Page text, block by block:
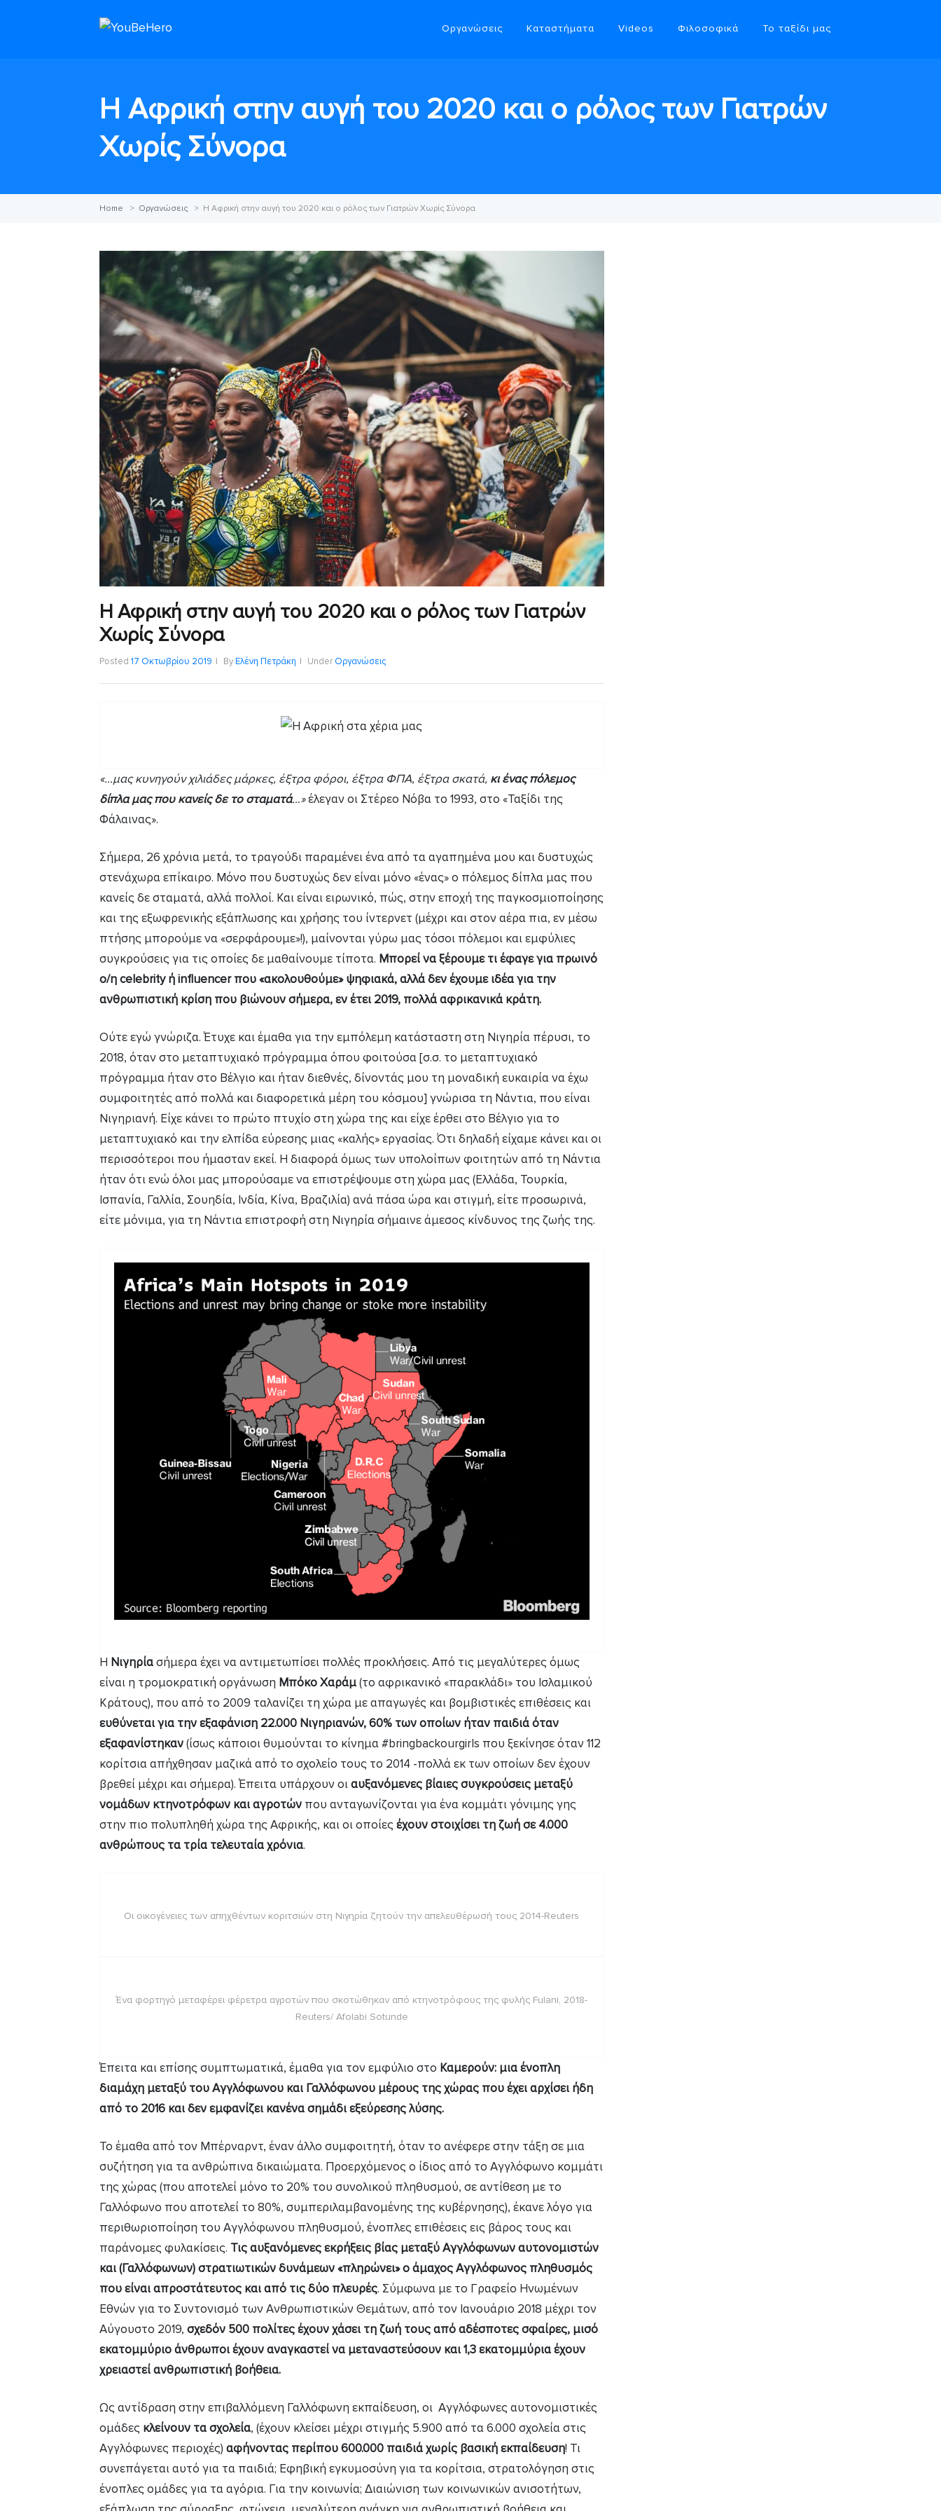
Οργανώσεις Καταστήματα Videos Φιλοσοφικά Το ταξίδι μας
Η Αφρική στην αυγή του 2020 και ο ρόλος των Γιατρών
Χωρίς Σύνορα
Home > Οργανώσεις > Η Αφρική στην αυγή του 2020 και ο ρόλος των Γιατρών Χωρίς Σύνορα
Η Αφρική στην αυγή του 2020 και ο ρόλος των Γιατρών
Χωρίς Σύνορα
Posted 17 Οκτωβρίου 2019 ByΕλένη Πετράκη Under Οργανώσεις
«…μας κυνηγούν χιλιάδες μάρκες, έξτρα φόροι, έξτρα ΦΠΑ, έξτρα σκατά, κι ένας πόλεμος
δίπλα μας που κανείς δε το σταματά…»έλεγαν οι Στέρεο Νόβα το 1993, στο «Ταξίδι της
Φάλαινας».
Σήμερα, 26 χρόνια μετά, το τραγούδι παραμένει ένα από τα αγαπημένα μου και δυστυχώς
στενάχωρα επίκαιρο. Μόνο που δυστυχώς δεν είναι μόνο «ένας» ο πόλεμος δίπλα μας που
κανείς δε σταματά, αλλά πολλοί. Και είναι ειρωνικό, πώς, στην εποχή της παγκοσμιοποίησης
και της εξωφρενικής εξάπλωσης και χρήσης του ίντερνετ (μέχρι και στον αέρα πια, εν μέσω
πτήσης μπορούμε να «σερφάρουμε»!), μαίνονται γύρω μας τόσοι πόλεμοι και εμφύλιες
συγκρούσεις για τις οποίες δε μαθαίνουμε τίποτα. Μπορεί να ξέρουμε τι έφαγε για πρωινό
ο/ηcelebrityήinfluencerπου «ακολουθούμε» ψηφιακά, αλλά δεν έχουμε ιδέα για την
ανθρωπιστική κρίση που βιώνουν σήμερα, εν έτει 2019, πολλά αφρικανικά κράτη.
Ούτε εγώ γνώριζα. Έτυχε και έμαθα για την εμπόλεμη κατάσταστη στη Νιγηρία πέρυσι, το
2018, όταν στο μεταπτυχιακό πρόγραμμα όπου φοιτούσα [σ.σ. το μεταπτυχιακό
πρόγραμμα ήταν στο Βέλγιο και ήταν διεθνές, δίνοντάς μου τη μοναδική ευκαιρία να έχω
συμφοιτητές από πολλά και διαφορετικά μέρη του κόσμου] γνώρισα τη Νάντια, που είναι
Νιγηριανή. Είχε κάνει το πρώτο πτυχίο στη χώρα της και είχε έρθει στο Βέλγιο για το
μεταπτυχιακό και την ελπίδα εύρεσης μιας «καλής» εργασίας. Ότι δηλαδή είχαμε κάνει και οι
περισσότεροι που ήμασταν εκεί. Η διαφορά όμως των υπολοίπων φοιτητών από τη Νάντια
ήταν ότι ενώ όλοι μας μπορούσαμε να επιστρέψουμε στη χώρα μας (Ελλάδα, Τουρκία,
Ισπανία, Γαλλία, Σουηδία, Ινδία, Κίνα, Βραζιλία) ανά πάσα ώρα και στιγμή, είτε προσωρινά,
είτε μόνιμα, για τη Νάντια επιστροφή στη Νιγηρία σήμαινε άμεσος κίνδυνος της ζωής της.
Η Νιγηρίασήμερα έχει να αντιμετωπίσει πολλές προκλήσεις. Από τις μεγαλύτερες όμως
είναι η τρομοκρατική οργάνωση Μπόκο Χαράμ(το αφρικανικό «παρακλάδι» του Ισλαμικού
Κράτους), που από το 2009 ταλανίζει τη χώρα με απαγωγές και βομβιστικές επιθέσεις και
ευθύνεται για την εξαφάνιση 22.000 Νιγηριανών, 60% των οποίων ήταν παιδιά όταν
εξαφανίστηκαν(ίσως κάποιοι θυμούνται το κίνημα #bringbackourgirls που ξεκίνησε όταν 112
κορίτσια απήχθησαν μαζικά από το σχολείο τους το 2014 -πολλά εκ των οποίων δεν έχουν
βρεθεί μέχρι και σήμερα). Έπειτα υπάρχουν οιαυξανόμενες βίαιες συγκρούσεις μεταξύ
νομάδων κτηνοτρόφων και αγροτών που ανταγωνίζονται για ένα κομμάτι γόνιμης γης
στην πιο πολυπληθή χώρα της Αφρικής, και οι οποίες έχουν στοιχίσει τη ζωή σε 4.000
ανθρώπους τα τρία τελευταία χρόνια.
Οι οικογένειες των απηχθέντων κοριτσιών στη Νιγηρία ζητούν την απελευθέρωσή τους 2014-Reuters
Ένα φορτηγό μεταφέρει φέρετρα αγροτών που σκοτώθηκαν από κτηνοτρόφους της φυλής Fulani, 2018-
Reuters/ Afolabi Sotunde
Έπειτα και επίσης συμπτωματικά, έμαθα για τον εμφύλιο στο Καμερούν: μια ένοπλη
διαμάχη μεταξύ του Αγγλόφωνου και Γαλλόφωνου μέρους της χώρας που έχει αρχίσει ήδη
από το 2016 και δεν εμφανίζει κανένα σημάδι εξεύρεσης λύσης.
Το έμαθα από τον Μπέρναρντ, έναν άλλο συμφοιτητή, όταν το ανέφερε στην τάξη σε μια
συζήτηση για τα ανθρώπινα δικαιώματα. Προερχόμενος ο ίδιος από το Αγγλόφωνο κομμάτι
της χώρας (που αποτελεί μόνο το 20% του συνολικού πληθυσμού, σε αντίθεση με το
Γαλλόφωνο που αποτελεί το 80%, συμπεριλαμβανομένης της κυβέρνησης), έκανε λόγο για
περιθωριοποίηση του Αγγλόφωνου πληθυσμού, ένοπλες επιθέσεις εις βάρος τους και
παράνομες φυλακίσεις. Τις αυξανόμενες εκρήξεις βίας μεταξύ Αγγλόφωνων αυτονομιστών
και (Γαλλόφωνων) στρατιωτικών δυνάμεων «πληρώνει» ο άμαχος Αγγλόφωνος πληθυσμός
που είναι απροστάτευτος και από τις δύο πλευρές. Σύμφωνα με το Γραφείο Ηνωμένων
Εθνών για το Συντονισμό των Ανθρωπιστικών Θεμάτων, από τον Ιανουάριο 2018 μέχρι τον
Αύγουστο 2019, σχεδόν 500 πολίτες έχουν χάσει τη ζωή τους από αδέσποτες σφαίρες, μισό
εκατομμύριο άνθρωποι έχουν αναγκαστεί να μεταναστεύσουν και 1,3 εκατομμύρια έχουν
χρειαστεί ανθρωπιστική βοήθεια.
Ως αντίδραση στην επιβαλλόμενη Γαλλόφωνη εκπαίδευση, οι Αγγλόφωνες αυτονομιστικές
ομάδες κλείνουν τα σχολεία, (έχουν κλείσει μέχρι στιγμής 5.900 από τα 6.000 σχολεία στις
Αγγλόφωνες περιοχές) αφήνοντας περίπου 600.000 παιδιά χωρίς βασική εκπαίδευση! Τι
συνεπάγεται αυτό για τα παιδιά; Εφηβική εγκυμοσύνη για τα κορίτσια, στρατολόγηση στις
ένοπλες ομάδες για τα αγόρια. Για την κοινωνία; Διαιώνιση των κοινωνικών ανισοτήτων,